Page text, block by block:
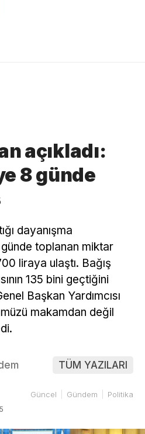
açıkladı:
8 günde
dayanışma
toplanan miktar
liraya ulaştı. Bağış
135 bini geçtiğini
Başkan Yardımcısı
makamdan değil
TÜM YAZILARI
Güncel Gündem Politika